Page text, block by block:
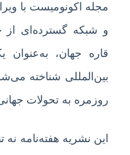
مجله اکونومیست با
و شبکه گسترده‌ای از
قاره جهان، به‌عنوان
بین‌المللی شناخته
روزمره به تحولات
این نشریه هفته‌نامه